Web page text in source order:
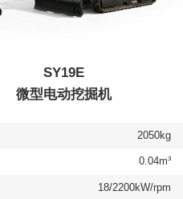
SY19E
微型电动挖掘机
2050kg
0.04m³
18/2200kW/rpm